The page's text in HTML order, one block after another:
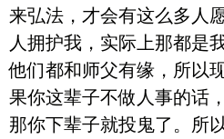
来弘法，才会有这么多人
人拥护我，实际上那都是
他们都和师父有缘，所以
果你这辈子不做人事的话
那你下辈子就投鬼了。所